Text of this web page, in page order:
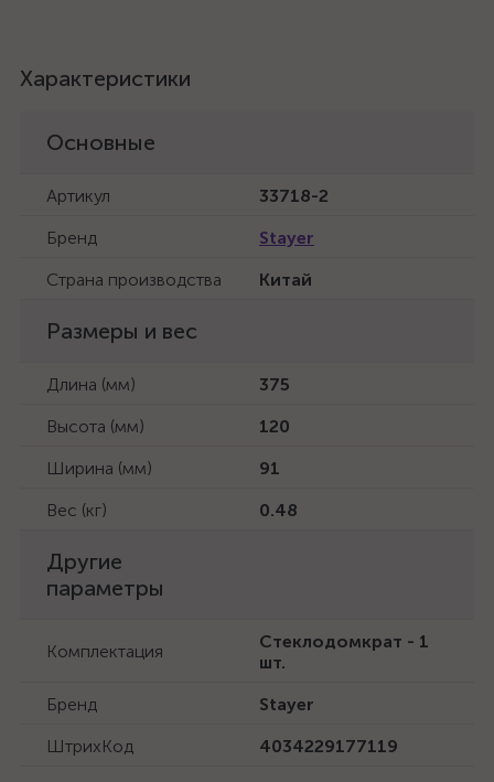
Характеристики
Основные
Артикул
33718-2
Бренд
Stayer
Страна производства
Китай
Размеры и вес
Длина (мм)
375
Высота (мм)
120
Ширина (мм)
91
Вес (кг)
0.48
Другие
параметры
Комплектация
Стеклодомкрат - 1
шт.
Бренд
Stayer
ШтрихКод
4034229177119